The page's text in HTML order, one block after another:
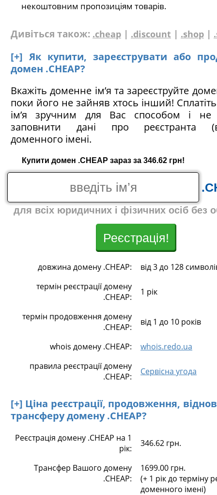
некоштовним пропозиціям товарів.
Дивіться також: .cheap | .discount | .shop |
[+] Як купити, зареєструвати або
домен .CHEAP?
Вкажіть доменне ім’я та зареєструйте
поки його не зайняв хтось інший!
ім’я зручним для Вас способом і не
заповнити дані про реєстранта
доменного імені.
Купити домен .CHEAP зараз за 346.62 грн!
для всіх юридичних і фізичних осіб без
Реєстрація!
довжина домену .CHEAP:
від 3 до 128
термін реєстрації домену
.CHEAP:
1 рік
термін продовження домену
.CHEAP:
від 1 до 10 років
whois домену .CHEAP:
whois.redo.ua
правила реєстрації домену
.CHEAP:
Сервісна угода
[+] Ціна реєстрації, продовження,
трансферу домену .CHEAP?
Реєстрація домену .CHEAP на 1
рік:
346.62 грн.
Трансфер Вашого домену
.CHEAP:
1699.00 грн.
(+ 1 рік до терміну
доменного імені)